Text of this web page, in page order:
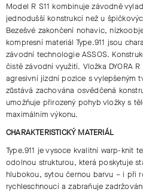
Model R S11 kombinuje závodně
jednodušší konstrukcí než u
Bezešvé zakončení nohavic,
kompresní materiál Type.911 jsou
závodní technologie ASSOS.
čistě závodní využití. Vložka DYORA
agresivní jízdní pozice s vylepšeným
zůstává zachována osvědčená
umožňuje přirozený pohyb vložky s
maximálním výkonu.
CHARAKTERISTICKÝ MATERIÁL
Type.911 je vysoce kvalitní warp-knit
odolnou strukturou, která poskytuje
hlubokou, sytou černou barvu – i při
rychleschnoucí a zabraňuje